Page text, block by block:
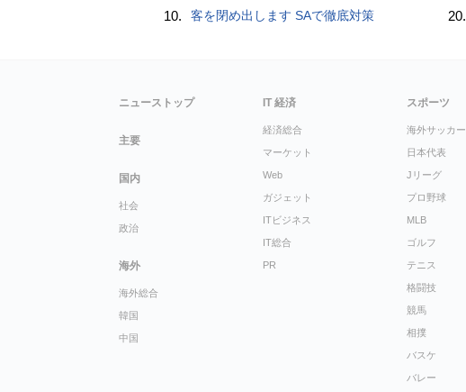
10. 客を閉め出します SAで徹底対策 20.
ニューストップ
主要
国内
社会
政治
海外
海外総合
韓国
中国
IT 経済
経済総合
マーケット
Web
ガジェット
ITビジネス
IT総合
PR
スポーツ
海外サッカー
日本代表
Jリーグ
プロ野球
MLB
ゴルフ
テニス
格闘技
競馬
相撲
バスケ
バレー